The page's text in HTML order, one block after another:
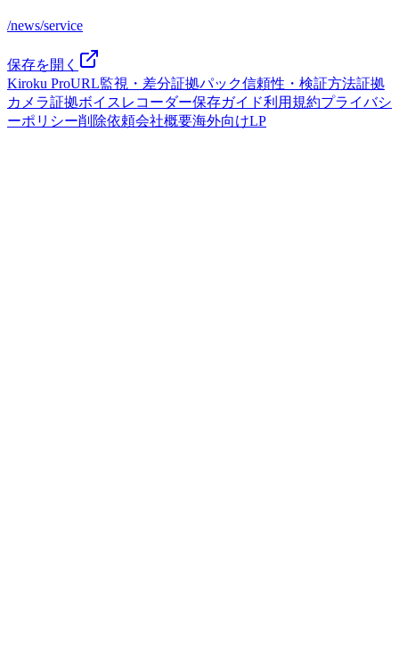
/news/service
保存を開く
Kiroku ProURL監視・差分証拠パック信頼性・検証方法証拠
カメラ証拠ボイスレコーダー保存ガイド利用規約プライバシ
ーポリシー削除依頼会社概要海外向けLP